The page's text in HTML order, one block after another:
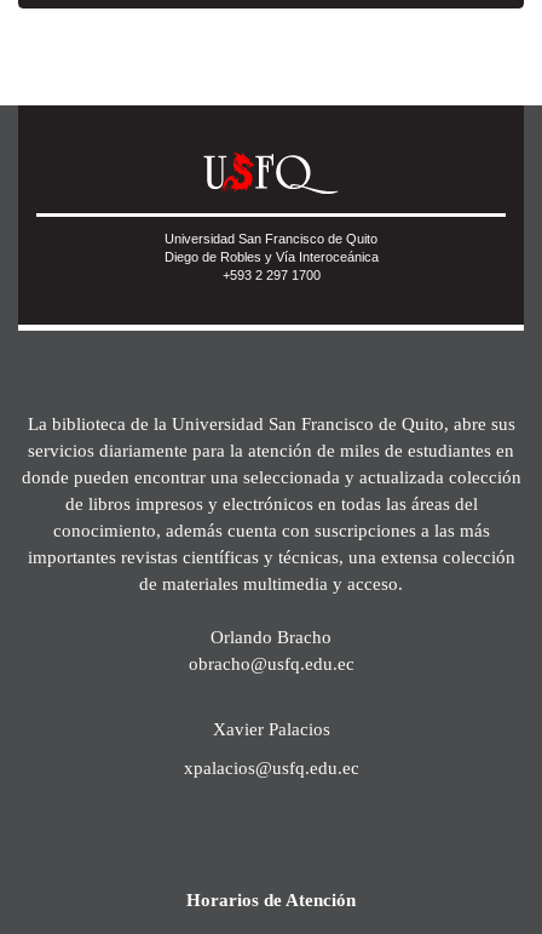
Universidad San Francisco de Quito
Diego de Robles y Vía Interoceánica
+593 2 297 1700
La biblioteca de la Universidad San Francisco de Quito, abre sus
servicios diariamente para la atención de miles de estudiantes en
donde pueden encontrar una seleccionada y actualizada colección
de libros impresos y electrónicos en todas las áreas del
conocimiento, además cuenta con suscripciones a las más
importantes revistas científicas y técnicas, una extensa colección
de materiales multimedia y acceso.
Orlando Bracho
obracho@usfq.edu.ec
Xavier Palacios
xpalacios@usfq.edu.ec
Horarios de Atención